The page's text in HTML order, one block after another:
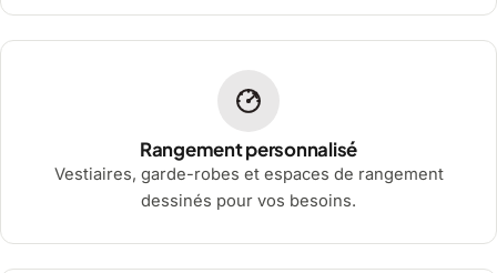
Rangement personnalisé
Vestiaires, garde-robes et espaces de rangement
dessinés pour vos besoins.